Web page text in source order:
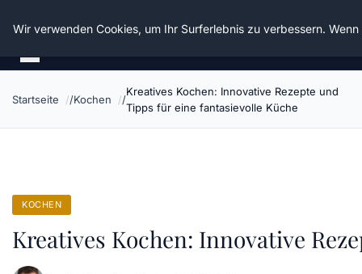
Die Schnitter
Startseite Kochen
Kreatives Kochen: Innovative Rezepte und
Tipps für eine fantasievolle Küche
KOCHEN
Kreatives Kochen: Innovative
Wir verwenden Cookies, um Ihr Surferlebnis zu verbessern.